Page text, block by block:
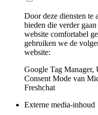
Door deze diensten te
bieden die verder
website comfortabel
gebruiken we de
website:
Google Tag
Consent Mode van
Freshchat
Externe media-inhoud